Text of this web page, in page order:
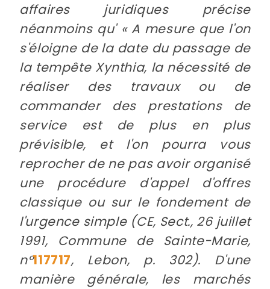
affaires juridiques précise
néanmoins qu' « A mesure que l'on
s'éloigne de la date du passage de
la tempête Xynthia, la nécessité de
réaliser des travaux ou de
commander des prestations de
service est de plus en plus
prévisible, et l'on pourra vous
reprocher de ne pas avoir organisé
une procédure d'appel d'offres
classique ou sur le fondement de
l'urgence simple (CE, Sect., 26 juillet
1991, Commune de Sainte-Marie,
n°117717, Lebon, p. 302). D'une
manière générale, les marchés